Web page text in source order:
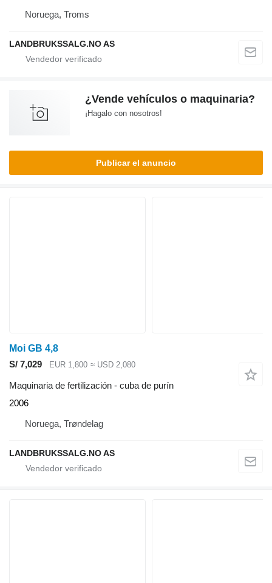
Noruega, Troms
LANDBRUKSSALG.NO AS
¿Vende vehículos o maquinaria?
¡Hagalo con nosotros!
Publicar el anuncio
Moi GB 4,8
S/ 7,029
EUR 1,800 ≈ USD 2,080
Maquinaria de fertilización - cuba de purín
2006
Noruega, Trøndelag
LANDBRUKSSALG.NO AS